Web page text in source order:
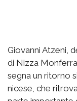
Giovanni Atzeni,
di Nizza
segna un ritorno
nicese, che